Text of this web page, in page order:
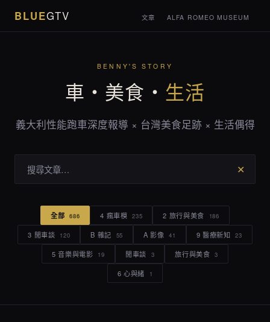
BLUEGTV 文章 ALFA ROMEO MUSEUM
BENNY'S STORY
車・美食・ 生活
義大利性能跑車深度報導 × 台灣美食足跡 × 生活偶得
✕
全部 686 4 瘋車模 235 2 旅行與美食 186
3 閒車談 120 B 雜記 55 A 影像 41 9 醫療新知 23
5 音樂與電影 19 閒車談 3 旅行與美食 3
6 心與緒 1